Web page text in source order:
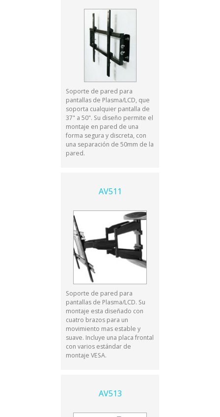
Soporte de pared para
pantallas de Plasma/LCD, que
soporta cualquier pantalla de
37" a 50". Su diseño permite el
montaje en pared de una
forma segura y discreta, con
una separación de 50mm de la
pared.
AV511
Soporte de pared para
pantallas de Plasma/LCD. Su
montaje esta diseñado con
cuatro brazos para un
movimiento mas estable y
suave. Incluye una placa frontal
con varios estándar de
montaje VESA.
AV513